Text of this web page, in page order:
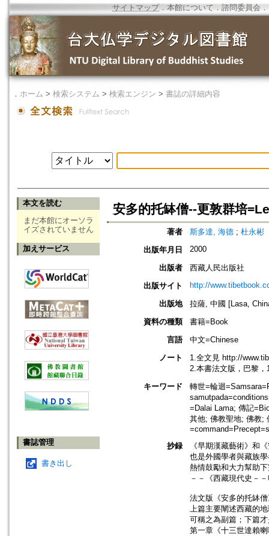
サイトマップ．本館について ． 諮問委員会 ．
． ホーム > 検索システム > 検索エンジン > 書誌の詳細内容
本文を読む
まだ本館にオーソラ
イズされていません
加えサービス
書誌管理
書き出し
安多的托缽僧--更敦群培
著者 斯多達, 海德 ; 杜永彬
出版年月日
2000
出版者
西藏人民出版社
出版サイト
http://
出版地
拉薩, 中國 [Lasa,
資料の種類
書籍=Book
言語
中文=Chinese
ノート
1.全文見 http://
2.本書法文版，巴黎，
キーワード
轉世=輪迴
=Dalai Lama; 傳記
其他; 佛教聖地; 佛教;
抄録
《早期漢藏藝術》和
也是外國學者與藏族
熱情鼓勵和大力幫助
－－《西藏現代史－
法文版《安多的托缽
上篇主要闡述西藏的
可稱之為副篇；下篇
第一章《十三世達賴